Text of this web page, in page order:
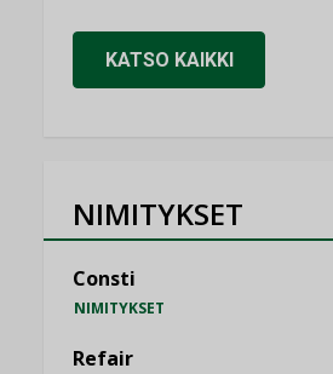
KATSO KAIKKI
NIMITYKSET
Consti
NIMITYKSET
Refair